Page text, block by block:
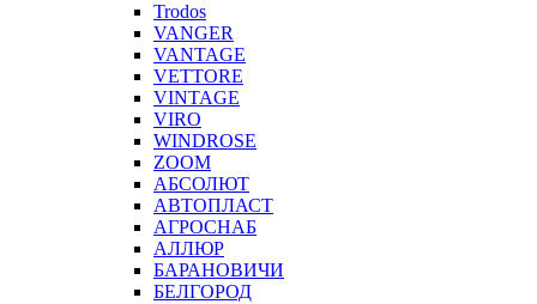
Trodos
VANGER
VANTAGE
VETTORE
VINTAGE
VIRO
WINDROSE
ZOOM
АБСОЛЮТ
АВТОПЛАСТ
АГРОСНАБ
АЛЛЮР
БАРАНОВИЧИ
БЕЛГОРОД